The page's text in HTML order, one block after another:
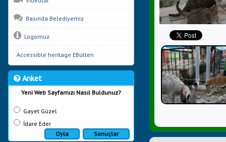
Basında Belediyemiz
Logomuz
Accessible heritage EBülten
Anket
Yeni Web Sayfamızı Nasıl Buldunuz?
Gayet Güzel
İdare Eder
Sonuçlar
Oyla